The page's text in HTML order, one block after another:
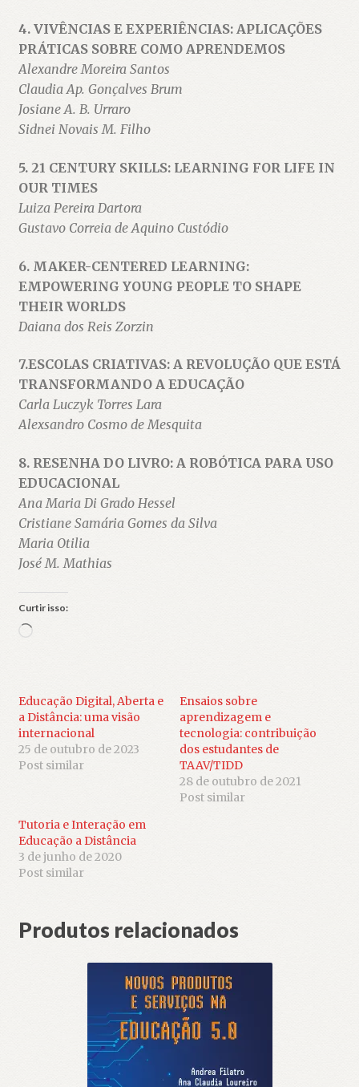
4. VIVÊNCIAS E EXPERIÊNCIAS: APLICAÇÕES
PRÁTICAS SOBRE COMO APRENDEMOS
Alexandre Moreira Santos
Claudia Ap. Gonçalves Brum
Josiane A. B. Urraro
Sidnei Novais M. Filho
5. 21 CENTURY SKILLS: LEARNING FOR LIFE IN
OUR TIMES
Luiza Pereira Dartora
Gustavo Correia de Aquino Custódio
6. MAKER-CENTERED LEARNING:
EMPOWERING YOUNG PEOPLE TO SHAPE
THEIR WORLDS
Daiana dos Reis Zorzin
7.ESCOLAS CRIATIVAS: A REVOLUÇÃO QUE ESTÁ
TRANSFORMANDO A EDUCAÇÃO
Carla Luczyk Torres Lara
Alexsandro Cosmo de Mesquita
8. RESENHA DO LIVRO: A ROBÓTICA PARA USO
EDUCACIONAL
Ana Maria Di Grado Hessel
Cristiane Samária Gomes da Silva
Maria Otilia
José M. Mathias
Curtir isso:
Carregando...
Educação Digital, Aberta e
a Distância: uma visão
internacional
25 de outubro de 2023
Post similar
Ensaios sobre
aprendizagem e
tecnologia: contribuição
dos estudantes de
TAAV/TIDD
28 de outubro de 2021
Post similar
Tutoria e Interação em
Educação a Distância
3 de junho de 2020
Post similar
Produtos relacionados